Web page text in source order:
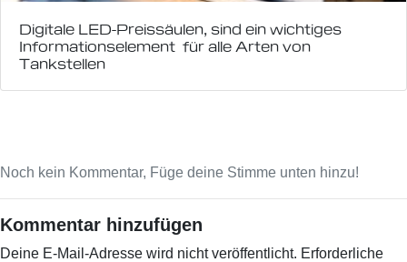
Digitale LED-Preissäulen, sind ein wichtiges
Informationselement für alle Arten von
Tankstellen
Noch kein Kommentar, Füge deine Stimme unten hinzu!
Kommentar hinzufügen
Deine E-Mail-Adresse wird nicht veröffentlicht. Erforderliche